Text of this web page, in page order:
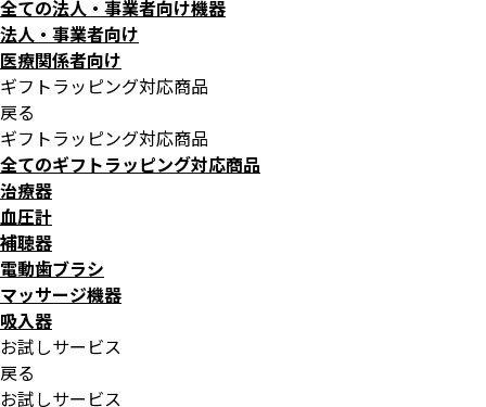
全ての法人・事業者向け機器
法人・事業者向け
医療関係者向け
ギフトラッピング対応商品
戻る
ギフトラッピング対応商品
全てのギフトラッピング対応商品
治療器
血圧計
補聴器
電動歯ブラシ
マッサージ機器
吸入器
お試しサービス
戻る
お試しサービス